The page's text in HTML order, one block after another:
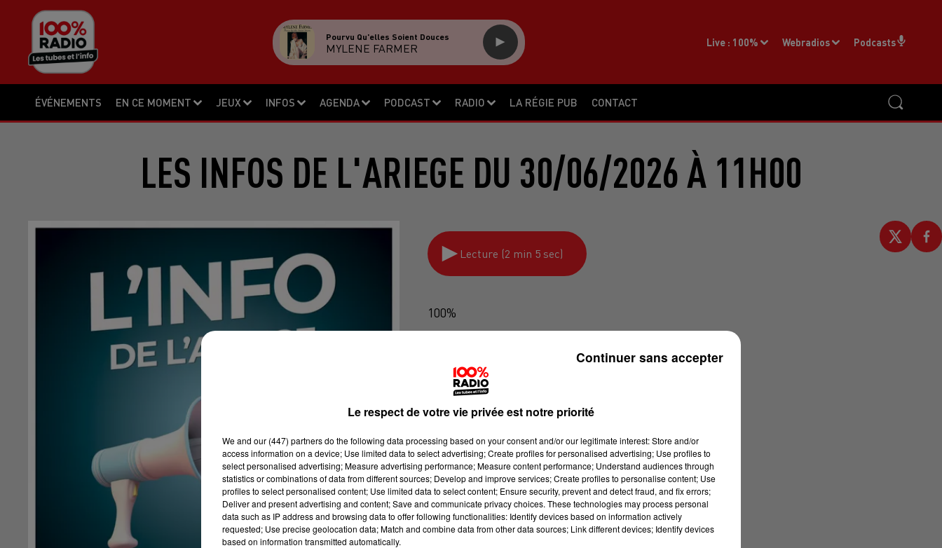
ÉVÉNEMENTS EN CE MOMENT JEUX INFOS AGENDA PODCAST RADIO LA RÉGIE PUB CONTACT
Live : 100% Webradios Podcasts
Pourvu Qu'elles Soient Douces
MYLENE FARMER
LES INFOS DE L'ARIEGE DU 30/06/2026 À 11H00
Lecture (2 min 5 sec)
100%
Le respect de votre vie privée est notre priorité
We and our (447) partnersdo the following data processing based on your consent and/or our legitimate interest: Store and/or
access information on a device; Use limited data to select advertising; Create profiles for personalised advertising; Use profiles to
select personalised advertising; Measure advertising performance; Measure content performance; Understand audiences through
statistics or combinations of data from different sources; Develop and improve services; Create profiles to personalise content; Use
profiles to select personalised content; Use limited data to select content; Ensure security, prevent and detect fraud, and fix errors;
Deliver and present advertising and content; Save and communicate privacy choices. These technologies may process personal
data such as IP address and browsing data to offer following functionalities: Identify devices based on information actively
requested; Use precise geolocation data; Match and combine data from other data sources; Link different devices; Identify devices
based on information transmitted automatically.
Continuer sans accepter